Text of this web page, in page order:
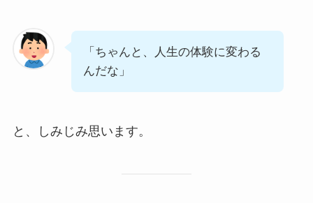
「ちゃんと、人生の体験に変わる
んだな」
と、しみじみ思います。